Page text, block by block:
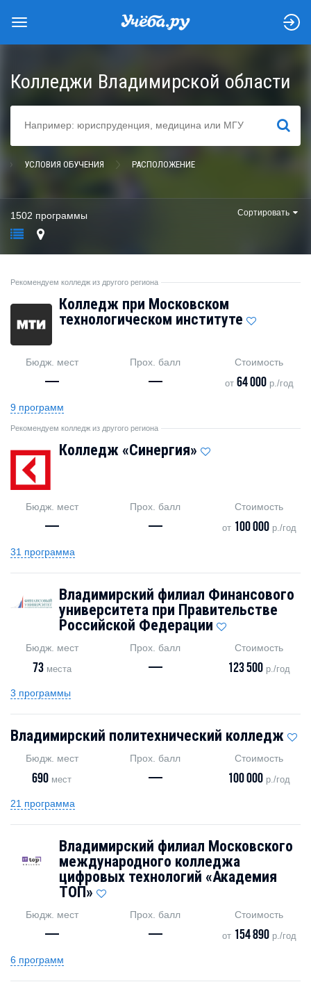
Колледжи Владимирской области
НАЙТИ
УСЛОВИЯ ОБУЧЕНИЯ РАСПОЛОЖЕНИЕ
1502 программы Сортировать
Рекомендуем колледж из другого региона
Колледж при Московском
технологическом институте
Бюдж. мест
—
Прох. балл
—
Стоимость
от 64 000р./год
9 программ
Рекомендуем колледж из другого региона
Колледж «Синергия»
Бюдж. мест
—
Прох. балл
—
Стоимость
от 100 000р./год
31 программа
Владимирский филиал Финансового
университета при Правительстве
Российской Федерации
Бюдж. мест
73места
Прох. балл
—
Стоимость
123 500 р./год
3 программы
Владимирский политехнический колледж
Бюдж. мест
690 мест
Прох. балл
—
Стоимость
100 000 р./год
21 программа
Владимирский филиал Московского
международного колледжа
цифровых технологий «Академия
TOП»
Бюдж. мест
—
Прох. балл
—
Стоимость
от 154 890р./год
6 программ